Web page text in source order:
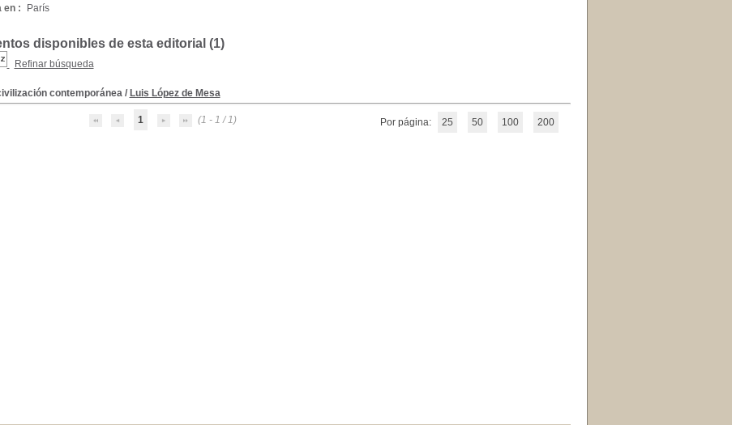
en : París
disponibles de esta editorial (1)
Refinar búsqueda
contemporánea/ Luis López de Mesa
1 (1 - 1 / 1) Por página: 25 50 100 200